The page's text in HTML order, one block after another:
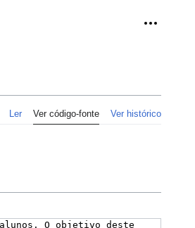
Ler Ver código-fonte Ver histórico